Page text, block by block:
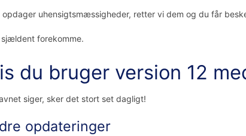
opdager uhensigtsmæssigheder, retter vi dem og du får
sjældent forekomme.
du bruger version 12
siger, sker det stort set dagligt!
opdateringer